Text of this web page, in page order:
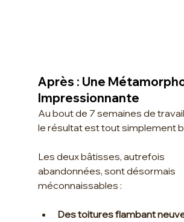
Après : Une
Impressionnante
Au bout de 7 semaines de
le résultat est tout simplement
Les deux bâtisses, autrefois
abandonnées, sont désormais
méconnaissables :
Des toitures flambant